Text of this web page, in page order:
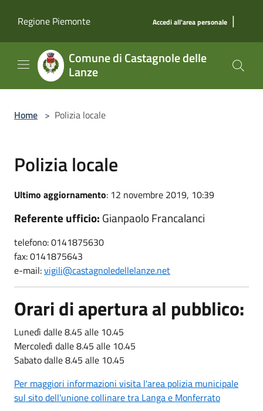
Regione Piemonte
Accedi all'area personale |
Comune di Castagnole delle
Lanze
Home > Polizia locale
Polizia locale
Ultimo aggiornamento: 12 novembre 2019, 10:39
Referente ufficio: Gianpaolo Francalanci
telefono: 0141875630
fax: 0141875643
e-mail:vigili@castagnoledellelanze.net
Orari di apertura al pubblico:
Lunedì dalle 8.45 alle 10.45
Mercoledì dalle 8.45 alle 10.45
Sabato dalle 8.45 alle 10.45
Per maggiori informazioni visita l'area polizia municipale
sul sito dell'unione collinare tra Langa e Monferrato